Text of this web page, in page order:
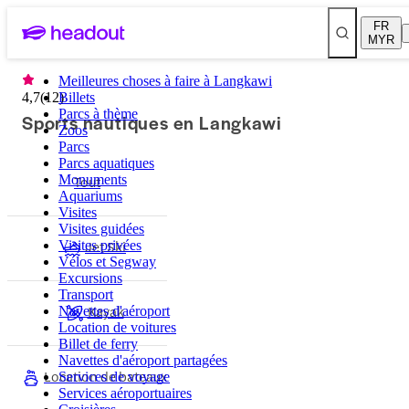
FR
MYR
Meilleures choses à faire à Langkawi
Billets
Parcs à thème
Zoos
Parcs
Parcs aquatiques
Monuments
Aquariums
Visites
Visites guidées
Visites privées
Vélos et Segway
Excursions
Transport
Navettes d'aéroport
Location de voitures
Billet de ferry
Navettes d'aéroport partagées
Services de voyage
Services aéroportuaires
4,7(12)
Sports nautiques en Langkawi
Tout
Jet Ski
Kayak
Location de bateaux